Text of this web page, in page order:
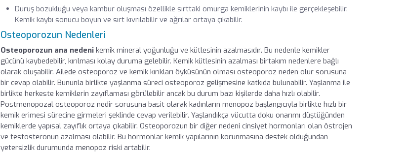
Duruş bozukluğu veya kambur oluşması özellikle sırttaki omurga kemiklerinin kaybı ile gerçekleşebilir.
Kemik kaybı sonucu boyun ve sırt kıvrılabilir ve ağrılar ortaya çıkabilir.
Osteoporozun Nedenleri
Osteoporozun ana nedeni kemik mineral yoğunluğu ve kütlesinin azalmasıdır. Bu nedenle kemikler
gücünü kaybedebilir, kırılması kolay duruma gelebilir. Kemik kütlesinin azalması birtakım nedenlere bağlı
olarak oluşabilir. Ailede osteoporoz ve kemik kırıkları öyküsünün olması osteoporoz neden olur sorusuna
bir cevap olabilir. Bununla birlikte yaşlanma süreci osteoporoz gelişmesine katkıda bulunabilir. Yaşlanma ile
birlikte herkeste kemiklerin zayıflaması görülebilir ancak bu durum bazı kişilerde daha hızlı olabilir.
Postmenopozal osteoporoz nedir sorusuna basit olarak kadınların menopoz başlangıcıyla birlikte hızlı bir
kemik erimesi sürecine girmeleri şeklinde cevap verilebilir. Yaşlandıkça vücutta doku onarımı düştüğünden
kemiklerde yapısal zayıflık ortaya çıkabilir. Osteoporozun bir diğer nedeni cinsiyet hormonları olan östrojen
ve testosteronun azalması olabilir. Bu hormonlar kemik yapılarının korunmasına destek olduğundan
yetersizlik durumunda menopoz riski artabilir.